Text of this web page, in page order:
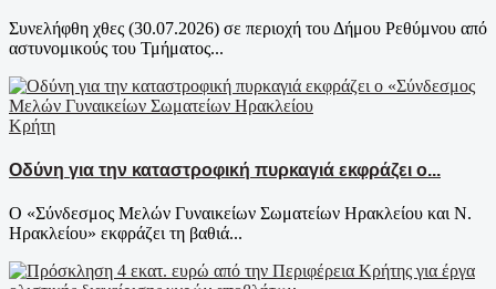
Συνελήφθη χθες (30.07.2026) σε περιοχή του Δήμου Ρεθύμνου από
αστυνομικούς του Τμήματος...
Κρήτη
Οδύνη για την καταστροφική πυρκαγιά εκφράζει ο...
Ο «Σύνδεσμος Μελών Γυναικείων Σωματείων Ηρακλείου και Ν.
Ηρακλείου» εκφράζει τη βαθιά...